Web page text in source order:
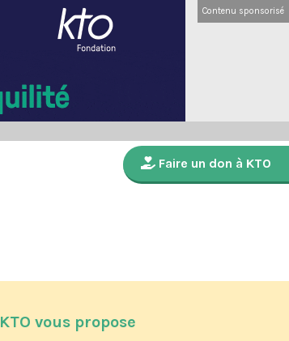
Contenu sponsorisé
Faire un don à KTO
KTO vous propose